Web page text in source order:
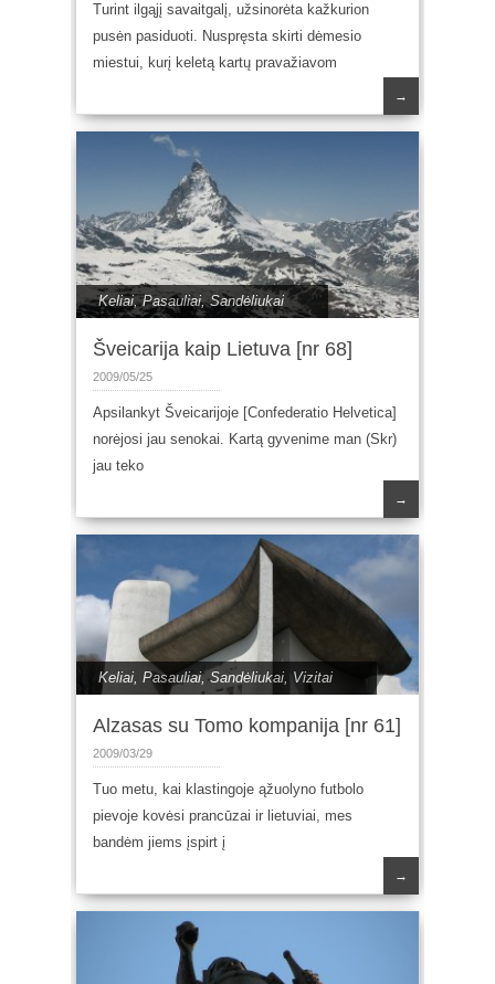
Turint ilgąjį savaitgalį, užsinorėta kažkurion
pusėn pasiduoti. Nuspręsta skirti dėmesio
miestui, kurį keletą kartų pravažiavom
→
Keliai,Pasauliai,Sandėliukai
Šveicarija kaip Lietuva [nr 68]
2009/05/25
Apsilankyt Šveicarijoje [Confederatio Helvetica]
norėjosi jau senokai. Kartą gyvenime man (Skr)
jau teko
→
Keliai, Pasauliai,Sandėliukai, Vizitai
Alzasas su Tomo kompanija [nr 61]
2009/03/29
Tuo metu, kai klastingoje ąžuolyno futbolo
pievoje kovėsi prancūzai ir lietuviai, mes
bandėm jiems įspirt į
→